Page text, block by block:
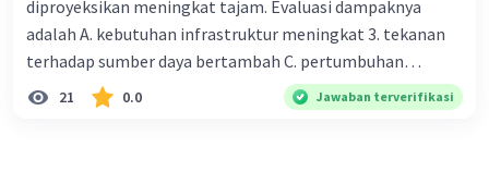
diproyeksikan meningkat tajam. Evaluasi dampaknya
adalah A. kebutuhan infrastruktur meningkat 3. tekanan
terhadap sumber daya bertambah C. pertumbuhan
eksponensial berdampak jangka panjang D. tidak
memengaruhi tata ruang E. proyeksi penduduk penting
21 0.0 Jawaban terverifikasi